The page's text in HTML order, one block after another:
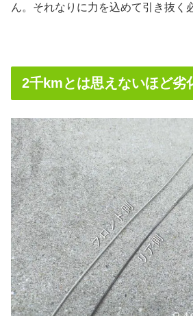
ん。それなりに力を込めて引き抜く
2千kmとは思えないほど劣